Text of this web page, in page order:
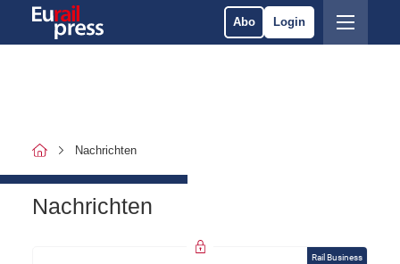
Abo Login
Nachrichten
Nachrichten
Rail Business